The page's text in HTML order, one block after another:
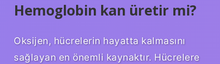
Hemoglobin kan üretir mi?
Oksijen, hücrelerin hayatta kalmasını
sağlayan en önemli kaynaktır. Hücrelere